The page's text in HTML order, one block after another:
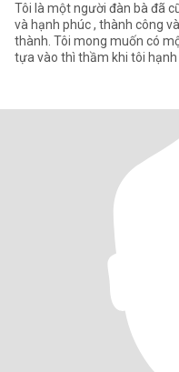
Tôi là một người đàn bà đã
và hạnh phúc , thành công
thành. Tôi mong muốn có
tựa vào thì thầm khi tôi